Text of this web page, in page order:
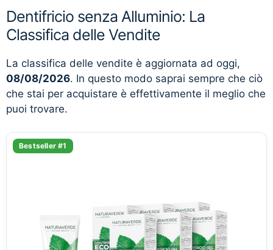
Dentifricio senza Alluminio: La
Classifica delle Vendite
La classifica delle vendite è aggiornata ad oggi,
08/08/2026. In questo modo saprai sempre che ciò
che stai per acquistare è effettivamente il meglio che
puoi trovare.
Bestseller #1